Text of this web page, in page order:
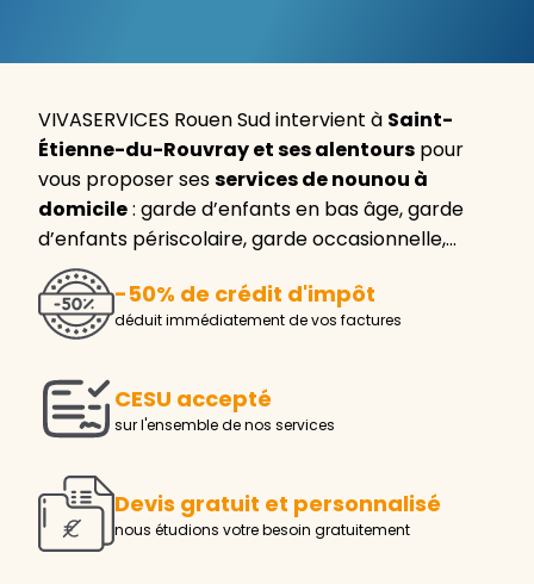
VIVASERVICES Rouen Sud intervient à Saint-
Étienne-du-Rouvray et ses alentours pour
vous proposer sesservices de nounou à
domicile: garde d’enfants en bas âge, garde
d’enfants périscolaire, garde occasionnelle,…
-50% de crédit d'impôt
déduit immédiatement de vos factures
CESU accepté
sur l'ensemble de nos services
Devis gratuit et personnalisé
nous étudions votre besoin gratuitement